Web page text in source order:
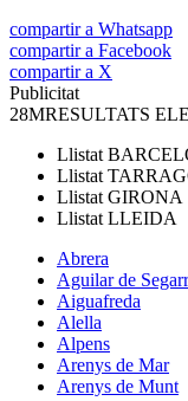
compartir a Whatsapp
compartir a Facebook
compartir a X
Publicitat
28MRESULTATS
Llistat
Llistat
Llistat GIRONA
Llistat LLEIDA
Abrera
Aguilar de
Aiguafreda
Alella
Alpens
Arenys de Mar
Arenys de Munt